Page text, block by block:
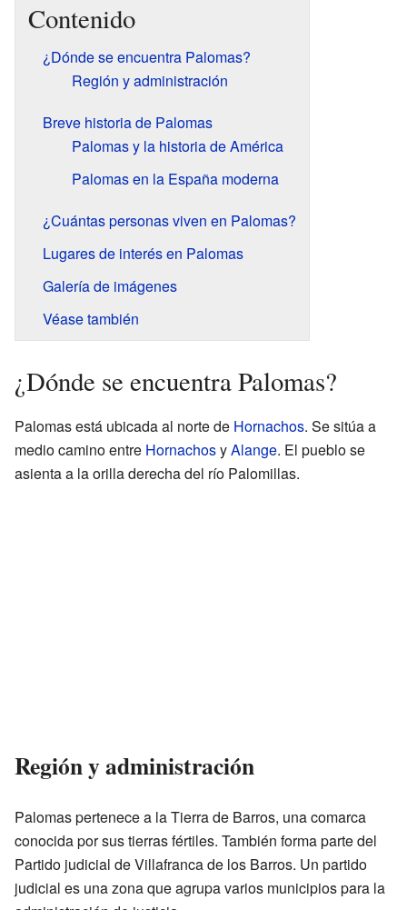
Contenido
¿Dónde se encuentra Palomas?
Región y administración
Breve historia de Palomas
Palomas y la historia de América
Palomas en la España moderna
¿Cuántas personas viven en Palomas?
Lugares de interés en Palomas
Galería de imágenes
Véase también
¿Dónde se encuentra Palomas?
Palomas está ubicada al norte de Hornachos. Se sitúa a
medio camino entre HornachosyAlange. El pueblo se
asienta a la orilla derecha del río Palomillas.
Región y administración
Palomas pertenece a la Tierra de Barros, una comarca
conocida por sus tierras fértiles. También forma parte del
Partido judicial de Villafranca de los Barros. Un partido
judicial es una zona que agrupa varios municipios para la